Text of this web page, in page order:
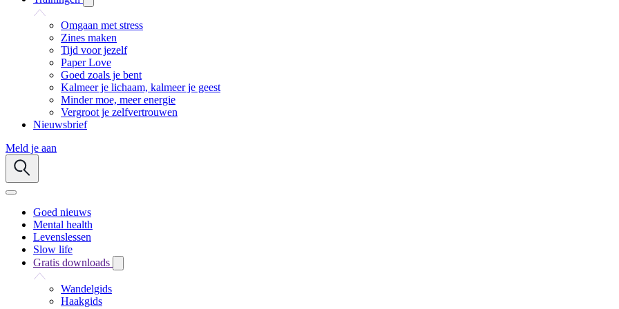
Omgaan met stress
Zines maken
Tijd voor jezelf
Paper Love
Goed zoals je bent
Kalmeer je lichaam, kalmeer je geest
Minder moe, meer energie
Vergroot je zelfvertrouwen
Nieuwsbrief
Meld je aan
Goed nieuws
Mental health
Levenslessen
Slow life
Gratis downloads
Wandelgids
Haakgids